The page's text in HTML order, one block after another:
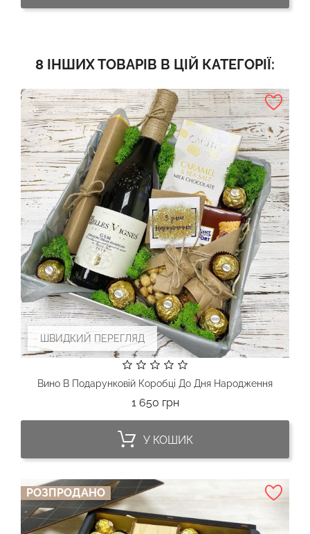
8 ІНШИХ ТОВАРІВ В ЦІЙ КАТЕГОРІЇ:
ШВИДКИЙ ПЕРЕГЛЯД
Вино В Подарунковій Коробці До Дня Народження
1 650 грнЦіна
У КОШИК
РОЗПРОДАНО